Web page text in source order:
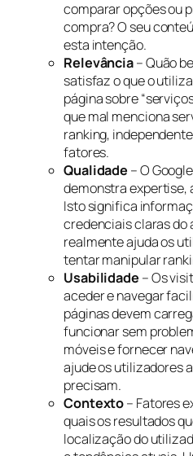
comparar opções ou
compra? O seu
esta intenção.
Relevância– Quão
satisfaz o que o
página sobre
que mal menciona
ranking,
fatores.
Qualidade – O
demonstra expertise,
Isto significa
credenciais claras do
realmente ajuda os
tentar manipular
Usabilidade – Os
aceder e navegar
páginas devem
funcionar sem
móveis e fornecer
ajude os utilizadores
precisam.
Contexto– Fatores
quais os resultados
localização do